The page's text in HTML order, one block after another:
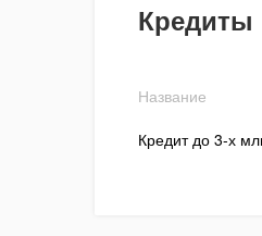
Кредиты
Название
Кредит до 3-х